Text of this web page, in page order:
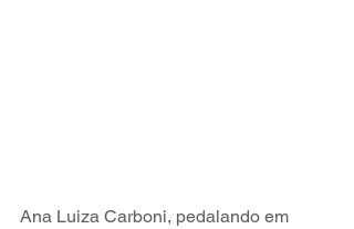
Ana Luiza Carboni, pedalando em